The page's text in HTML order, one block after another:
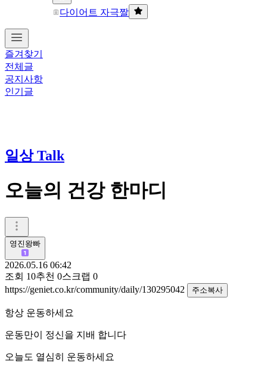
다이어트 자극짤
즐겨찾기
전체글
공지사항
인기글
일상 Talk
오늘의 건강 한마디
영진왕빠
2026.05.16 06:42
조회 10추천 0스크랩 0
https://geniet.co.kr/community/daily/130295042
주소복사
항상 운동하세요
운동만이 정신을 지배 합니다
오늘도 열심히 운동하세요